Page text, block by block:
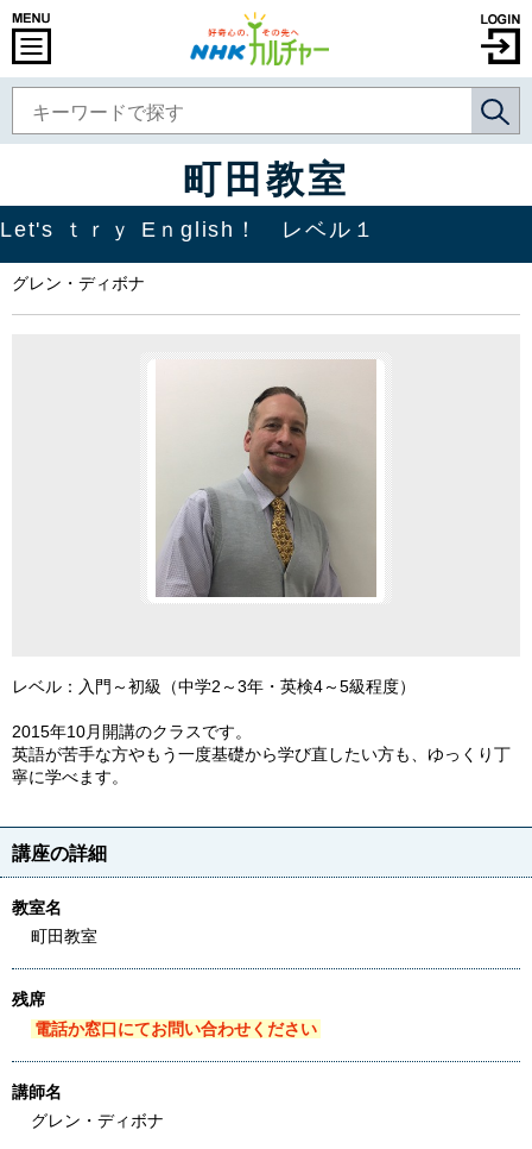
町田教室
Let's ｔｒｙ Eｎglish！ レベル１
グレン・ディボナ
レベル：入門～初級（中学2～3年・英検4～5級程度）
2015年10月開講のクラスです。
英語が苦手な方やもう一度基礎から学び直したい方も、ゆっくり丁
寧に学べます。
講座の詳細
教室名
町田教室
残席
電話か窓口にてお問い合わせください
講師名
グレン・ディボナ